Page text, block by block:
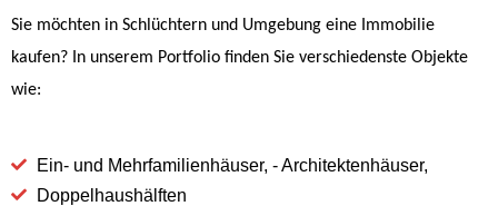
Sie möchten in Schlüchtern und Umgebung eine Immobilie
kaufen? In unserem Portfolio finden Sie verschiedenste Objekte
wie:
Ein- und Mehrfamilienhäuser, - Architektenhäuser,
Doppelhaushälften